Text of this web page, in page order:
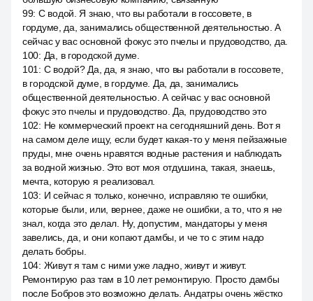
99: С водой. Я знаю, что вы работали в госсовете, в
гордуме, да, занимались общественной деятельностью. А
сейчас у вас основной фокус это пчелы и прудоводство, да.
100: Да, в городской думе.
101 : С водой? Да, да, я знаю, что вы работали в госсовете,
в городской думе, в гордуме. Да, да, занимались
общественной деятельностью. А сейчас у вас основной
фокус это пчелы и прудоводство. Да, прудоводство это
102: Не коммерческий проект на сегодняшний день. Вот я
на самом деле ищу, если будет какая-то у меня пейзажные
пруды, мне очень нравятся водные растения и наблюдать
за водной жизнью. Это вот моя отдушина, такая, знаешь,
мечта, которую я реализовал.
103: И сейчас я только, конечно, исправляю те ошибки,
которые были, или, вернее, даже не ошибки, а то, что я не
знал, когда это делал. Ну, допустим, мандаторы у меня
завелись, да, и они копают дамбы, и че то с этим надо
делать бобры.
104: Живут я там с ними уже ладно, живут и живут.
Ремонтирую раз там в 10 лет ремонтирую. Просто дамбы
после Бобров это возможно делать. Андатры очень жёстко